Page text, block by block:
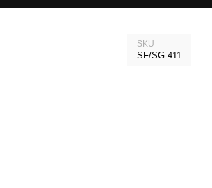
SKU
SF/SG-411